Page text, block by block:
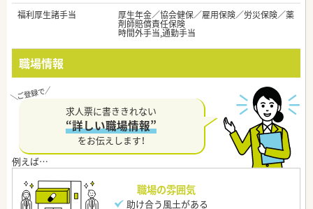
福利厚生諸手当
厚生年金／協会健保／雇用保険／労災保険／薬
剤師賠償責任保険
時間外手当,通勤手当
職場情報
求人票に書ききれない
“詳しい職場情報”
をお伝えします！
職場の雰囲気
助け合う風土がある